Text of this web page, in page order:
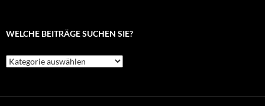
WELCHE BEITRÄGE SUCHEN SIE?
Welche
Beiträge